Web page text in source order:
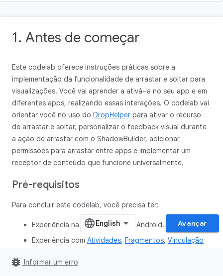
1. Antes de começar
Este codelab oferece instruções práticas sobre a
implementação da funcionalidade de arrastar e soltar para
visualizações. Você vai aprender a ativá-la no seu app e em
diferentes apps, realizando essas interações. O codelab vai
orientar você no uso do DropHelper para ativar o recurso
de arrastar e soltar, personalizar o feedback visual durante
a ação de arrastar com o ShadowBuilder, adicionar
permissões para arrastar entre apps e implementar um
receptor de conteúdo que funcione universalmente.
Pré-requisitos
Para concluir este codelab, você precisa ter:
Experiência na criação de apps Android.
Experiência com Atividades, Fragmentos, Vinculação
Avançar
bug_report Informar um erro